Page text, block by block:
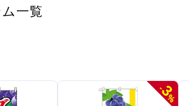
一覧
-
3
%